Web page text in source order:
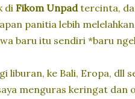
di Fikom Unpadtercinta,
panitia lebih
baru itu sendiri *baru
ke Bali, Eropa, dll
menguras keringat dan